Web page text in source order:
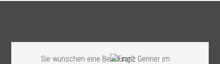
Sie wünschen eine Beratung?